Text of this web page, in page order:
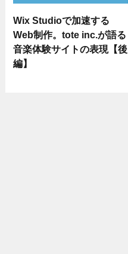
Wix Studioで加速する
Web制作。tote inc.が語る
音楽体験サイトの表現【後
編】